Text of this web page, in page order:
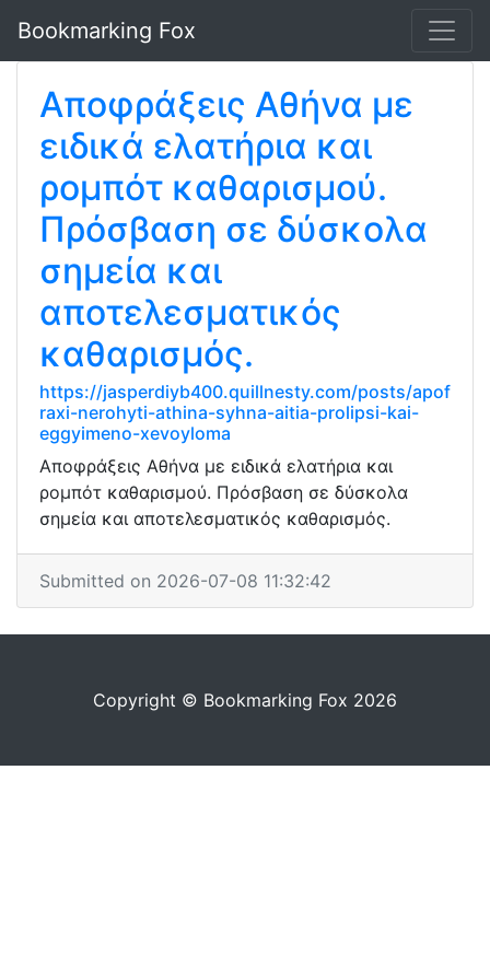
Bookmarking Fox
Αποφράξεις Αθήνα με
ειδικά ελατήρια και
ρομπότ καθαρισμού.
Πρόσβαση σε δύσκολα
σημεία και
αποτελεσματικός
καθαρισμός.
https://jasperdiyb400.quillnesty.com/posts/apof
raxi-nerohyti-athina-syhna-aitia-prolipsi-kai-
eggyimeno-xevoyloma
Αποφράξεις Αθήνα με ειδικά ελατήρια και
ρομπότ καθαρισμού. Πρόσβαση σε δύσκολα
σημεία και αποτελεσματικός καθαρισμός.
Submitted on 2026-07-08 11:32:42
Copyright © Bookmarking Fox 2026